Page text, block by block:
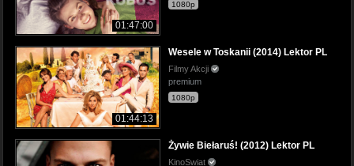
01:47:00
1080p
01:44:13
Wesele w Toskanii (2014) Lektor PL
Filmy Akcji
premium
1080p
Żywie Biełaruś! (2012) Lektor PL
KinoSwiat